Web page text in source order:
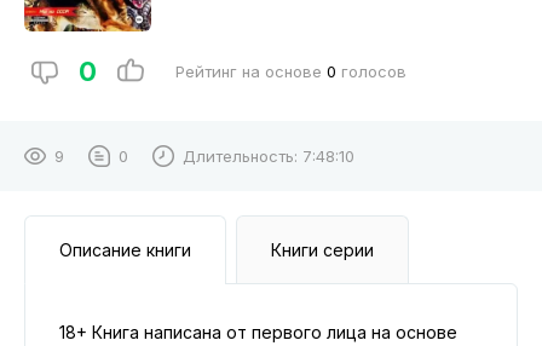
0 Рейтинг на основе 0 голосов
9 0 Длительность: 7:48:10
Описание книги Книги серии
18+ Книга написана от первого лица на основе